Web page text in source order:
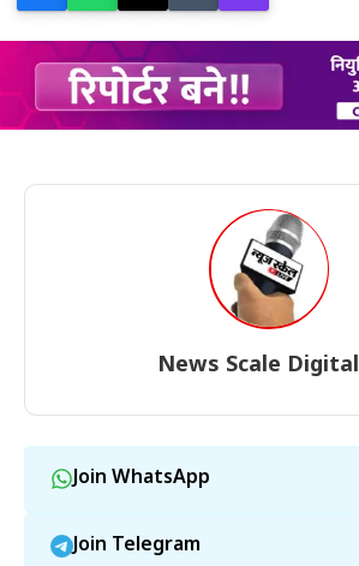
News Scale Digital
Join WhatsApp
Join Telegram